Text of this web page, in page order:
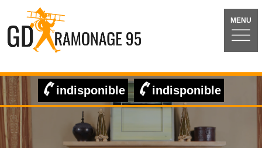
MENU
indisponible indisponible